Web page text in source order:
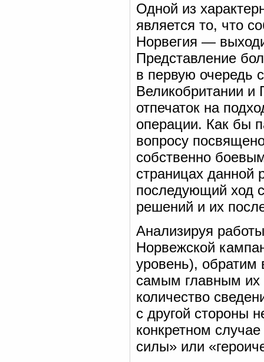
Одной из
является то, что
Норвегия —
Представление
в первую очередь
Великобритании и
отпечаток на
операции. Как бы
вопросу
собственно
страницах данной
последующий ход
решений и их
Анализируя
Норвежской
уровень),
самым главным их
количество
с другой стороны
конкретном
силы» или